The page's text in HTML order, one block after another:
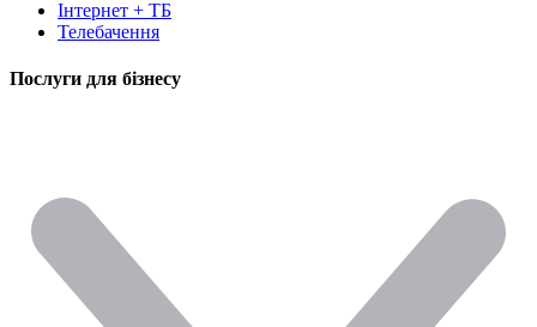
Інтернет + ТБ
Телебачення
Послуги для бізнесу